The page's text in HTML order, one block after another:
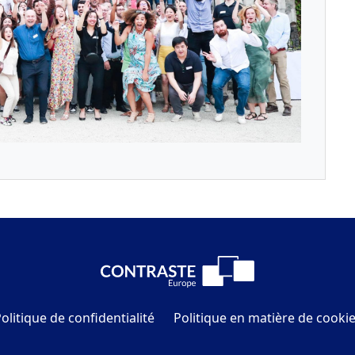
de confidentialité Politique en matière de